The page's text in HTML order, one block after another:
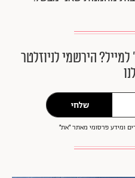
הירשמי לניוזלטר
שלחי
ומידע פרסומי מאתר ״את״